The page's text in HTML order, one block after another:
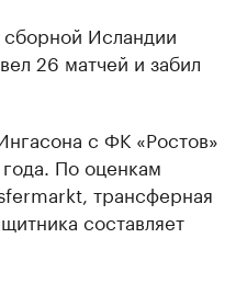
сборной Исландии
26 матчей и забил
с ФК «Ростов»
По оценкам
трансферная
составляет